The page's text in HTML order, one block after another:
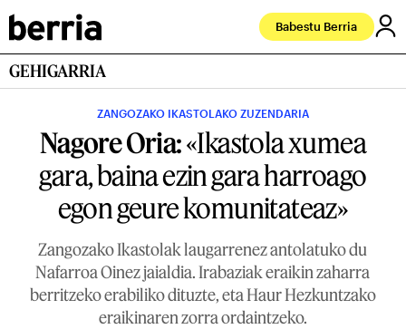
Babestu Berria
GEHIGARRIA
ZANGOZAKO IKASTOLAKO ZUZENDARIA
Nagore Oria:«Ikastola xumea
gara, baina ezin gara harroago
egon geure komunitateaz»
Zangozako Ikastolak laugarrenez antolatuko du
Nafarroa Oinez jaialdia. Irabaziak eraikin zaharra
berritzeko erabiliko dituzte, eta Haur Hezkuntzako
eraikinaren zorra ordaintzeko.